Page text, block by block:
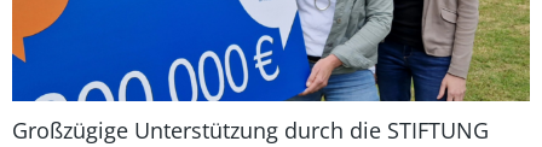
Großzügige Unterstützung durch die STIFTUNG